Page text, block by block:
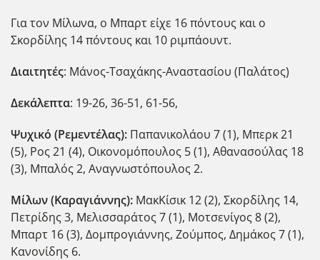
Για τον Μίλωνα, ο Μπαρτ είχε 16 πόντους και ο
Σκορδίλης 14 πόντους και 10 ριμπάουντ.
Διαιτητές: Μάνος-Τσαχάκης-Αναστασίου (Παλάτος)
Δεκάλεπτα: 19-26, 36-51, 61-56,
Ψυχικό (Ρεμεντέλας): Παπανικολάου 7 (1), Μπερκ 21
(5), Ρος 21 (4), Οικονομόπουλος 5 (1), Αθανασούλας 18
(3), Μπαλός 2, Αναγνωστόπουλος 2.
Μίλων (Καραγιάννης): ΜακΚίσικ 12 (2), Σκορδίλης 14,
Πετρίδης 3, Μελισσαράτος 7 (1), Μοτσενίγος 8 (2),
Μπαρτ 16 (3), Δομπρογιάννης, Ζούμπος, Δημάκος 7 (1),
Κανονίδης 6.